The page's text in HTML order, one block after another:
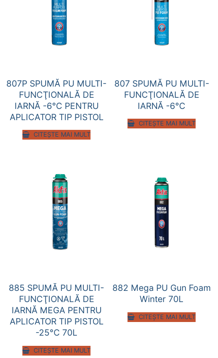
807P SPUMĂ PU MULTI-
FUNCŢIONALĂ DE
IARNĂ -6°C PENTRU
APLICATOR TIP PISTOL
CITEȘTE MAI MULT
807 SPUMĂ PU MULTI-
FUNCŢIONALĂ DE
IARNĂ -6°C
CITEȘTE MAI MULT
885 SPUMĂ PU MULTI-
FUNCŢIONALĂ DE
IARNĂ MEGA PENTRU
APLICATOR TIP PISTOL
-25°C 70L
CITEȘTE MAI MULT
882 Mega PU Gun Foam
Winter 70L
CITEȘTE MAI MULT